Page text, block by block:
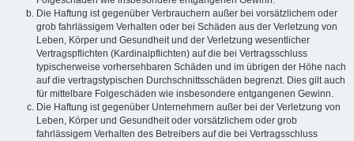
Die Haftung ist gegenüber Verbrauchern außer bei vorsätzlichem oder
grob fahrlässigem Verhalten oder bei Schäden aus der Verletzung von
Leben, Körper und Gesundheit und der Verletzung wesentlicher
Vertragspflichten (Kardinalpflichten) auf die bei Vertragsschluss
typischerweise vorhersehbaren Schäden und im übrigen der Höhe nach
auf die vertragstypischen Durchschnittsschäden begrenzt. Dies gilt auch
für mittelbare Folgeschäden wie insbesondere entgangenen Gewinn.
Die Haftung ist gegenüber Unternehmern außer bei der Verletzung von
Leben, Körper und Gesundheit oder vorsätzlichem oder grob
fahrlässigem Verhalten des Betreibers auf die bei Vertragsschluss